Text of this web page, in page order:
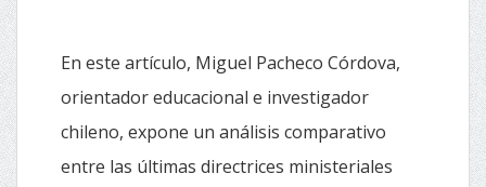
En este artículo, Miguel Pacheco Córdova,
orientador educacional e investigador
chileno, expone un análisis comparativo
entre las últimas directrices ministeriales